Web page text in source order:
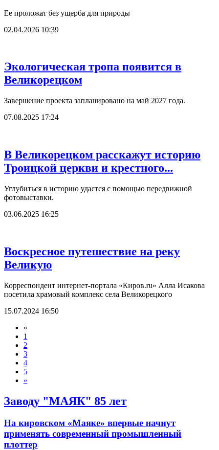
Ее проложат без ущерба для природы
02.04.2026 10:39
Экологическая тропа появится в
Великорецком
Завершение проекта запланировано на май 2027 года.
07.08.2025 17:24
В Великорецком расскажут историю
Троицкой церкви и крестного...
Углубиться в историю удастся с помощью передвижной
фотовыставки.
03.06.2025 16:25
Воскресное путешествие на реку
Великую
Корреспондент интернет-портала «Киров.ru» Алла Исакова
посетила храмовый комплекс села Великорецкого
15.07.2024 16:50
«
1
2
3
4
5
»
Заводу "МАЯК" 85 лет
На кировском «Маяке» впервые начнут
применять современный промышленный
плоттер